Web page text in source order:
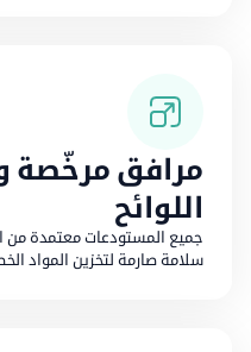
مرافق مرخّصة
اللوائح
جميع المستودعات معتمدة من
سلامة صارمة لتخزين المواد